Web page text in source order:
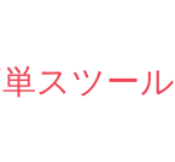
スツール